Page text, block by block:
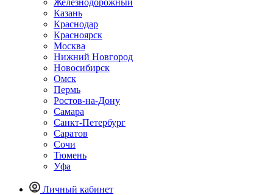
Железнодорожный
Казань
Краснодар
Красноярск
Москва
Нижний Новгород
Новосибирск
Омск
Пермь
Ростов-на-Дону
Самара
Санкт-Петербург
Саратов
Сочи
Тюмень
Уфа
Личный кабинет